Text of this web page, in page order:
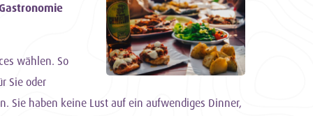
wählen. So
Sie oder
Sie haben keine Lust auf ein aufwendiges Dinner,